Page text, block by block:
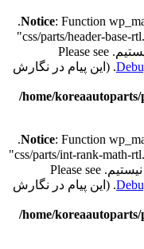
Notice: Function
.
قادر به خواندن کلید "path" با مقدار "/css/parts/header-base-rtl.css"
for more information. (این پیام در نگارش
/home/
Notice: Function
.
قادر به خواندن کلید "path" با مقدار "/css/parts/int-rank-math-rtl.css"
for more information. (این پیام در نگارش
/home/